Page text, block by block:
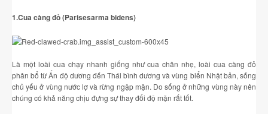
1.Cua càng đỏ (Parisesarma bidens)
Là một loài cua chạy nhanh giống như cua chân nhẹ, loài cua càng đỏ
phân bổ từ Ấn độ dương đến Thái bình dương và vùng biển Nhật bản, sống
chủ yếu ở vùng nước lợ và rừng ngập mặn. Do sống ở những vùng này nên
chúng có khả năng chịu đựng sự thay đổi độ mặn rất tốt.